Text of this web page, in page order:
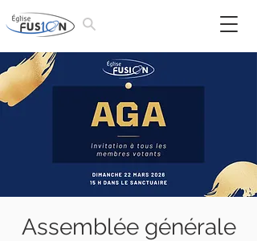
Assemblée générale